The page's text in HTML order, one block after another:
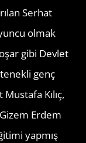
Serhat
olmak
gibi Devlet
genç
Kılıç,
Erdem
yapmış